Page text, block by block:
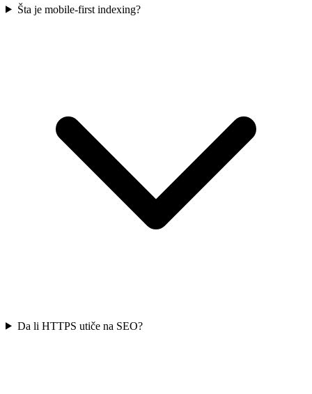
Šta je mobile-first indexing?
Da li HTTPS utiče na SEO?